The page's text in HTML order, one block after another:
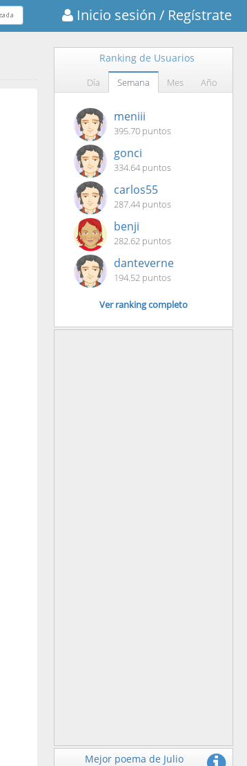
Inicio sesión / Regístrate
Ranking de Usuarios
Día Semana Mes Año
meniii
395.70 puntos
gonci
334.64 puntos
carlos55
287.44 puntos
benji
282.62 puntos
danteverne
194.52 puntos
Ver ranking completo
Mejor poema de Julio